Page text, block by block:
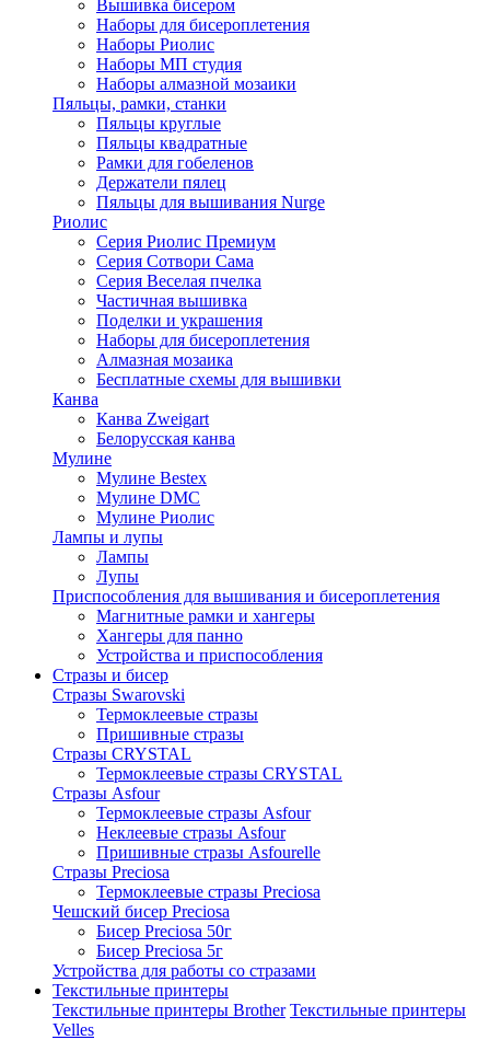
Вышивка бисером
Наборы для бисероплетения
Наборы Риолис
Наборы МП студия
Наборы алмазной мозаики
Пяльцы, рамки, станки
Пяльцы круглые
Пяльцы квадратные
Рамки для гобеленов
Держатели пялец
Пяльцы для вышивания Nurge
Риолис
Серия Риолис Премиум
Серия Сотвори Сама
Серия Веселая пчелка
Частичная вышивка
Поделки и украшения
Наборы для бисероплетения
Алмазная мозаика
Бесплатные схемы для вышивки
Канва
Канва Zweigart
Белорусская канва
Мулине
Мулине Bestex
Мулине DMC
Мулине Риолис
Лампы и лупы
Лампы
Лупы
Приспособления для вышивания и бисероплетения
Магнитные рамки и хангеры
Хангеры для панно
Устройства и приспособления
Стразы и бисер
Стразы Swarovski
Термоклеевые стразы
Пришивные стразы
Стразы CRYSTAL
Термоклеевые стразы CRYSTAL
Стразы Asfour
Термоклеевые стразы Asfour
Неклеевые стразы Asfour
Пришивные стразы Asfourelle
Стразы Preciosa
Термоклеевые стразы Preciosa
Чешский бисер Preciosa
Бисер Preciosa 50г
Бисер Preciosa 5г
Устройства для работы со стразами
Текстильные принтеры
Текстильные принтеры Brother Текстильные принтеры
Velles